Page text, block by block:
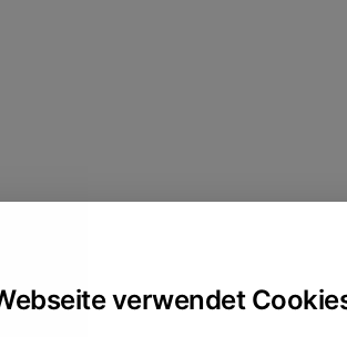
verwendet